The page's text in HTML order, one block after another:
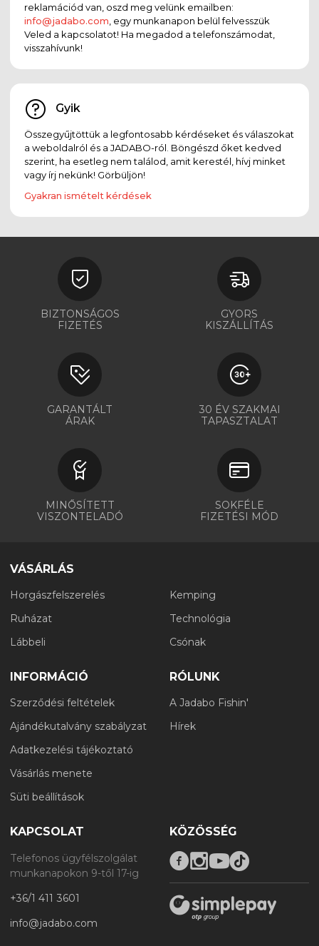
reklamációd van, oszd meg velünk emailben:
info@jadabo.com , egy munkanapon belül felvesszük
Veled a kapcsolatot! Ha megadod a telefonszámodat,
visszahívunk!
Gyik
Összegyűjtöttük a legfontosabb kérdéseket és válaszokat
a weboldalról és a JADABO-ról. Böngészd őket kedved
szerint, ha esetleg nem találod, amit kerestél, hívj minket
vagy írj nekünk! Görbüljön!
Gyakran ismételt kérdések
BIZTONSÁGOS
FIZETÉS
GYORS
KISZÁLLÍTÁS
GARANTÁLT
ÁRAK
30 ÉV SZAKMAI
TAPASZTALAT
MINŐSÍTETT
VISZONTELADÓ
SOKFÉLE
FIZETÉSI MÓD
VÁSÁRLÁS
Horgászfelszerelés
Ruházat
Lábbeli
Kemping
Technológia
Csónak
INFORMÁCIÓ
Szerződési feltételek
Ajándékutalvány szabályzat
Adatkezelési tájékoztató
Vásárlás menete
Süti beállítások
RÓLUNK
A Jadabo Fishin'
Hírek
KAPCSOLAT
Telefonos ügyfélszolgálat
munkanapokon 9-től 17-ig
+36/1 411 3601
info@jadabo.com
KÖZÖSSÉG